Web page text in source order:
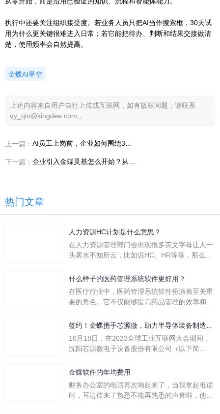
执行中还要关注组织接受度。若业务人员只把AI当作搜索框，30天试
用为什么更关键很难进入日常；若它能把待办、判断和结果交接做清
楚，使用频率会自然提高。
金蝶AI星空
上述内容来自用户自行上传或互联网，如有版权问题，请联系
qy_qin@kingdee.com 。
上一篇：
下一篇：
热门文章
人力资源HC计划是什么意思？
在人力资源管理部门会出现很多英文字母让人一
头雾水不知所云，比如说HC、HR等等，那么它
么呢？
什么样子的医药管理系统软件更好用？
在医疗行业中，医药管理系统软件扮演着至关重
要的角色。它不仅能够提高药品管理的效率和准
一个好用的医药管理系统软件应具备以下特点。
地进行操作。 复杂的
签约！金蝶携手芯源微，助力半导体装备制造领
先企业迈向世界
10月18日，在2023全球工业互联网大会期间，
沈阳芯源微电子设备股份有限公司（以下简
下简称“金蝶”）在辽宁沈阳签署战略合作协议。
营管控平台，从而实现公司产研一体化、业财一
体化，提升公司整体业务水平。
金蝶软件的年均费用
财务办公室的电话再次响起来了，当我拿起电话
时，耳边传来了熟悉不能再熟悉的声音啦，他就